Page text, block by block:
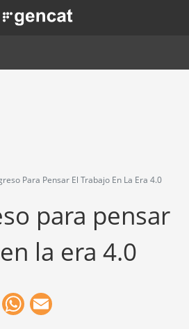
Pasar
al
. Obre en una nova finestra.
Para Pensar El Trabajo En La Era 4.0
para pensar
la era 4.0
Telegram
WhatsApp